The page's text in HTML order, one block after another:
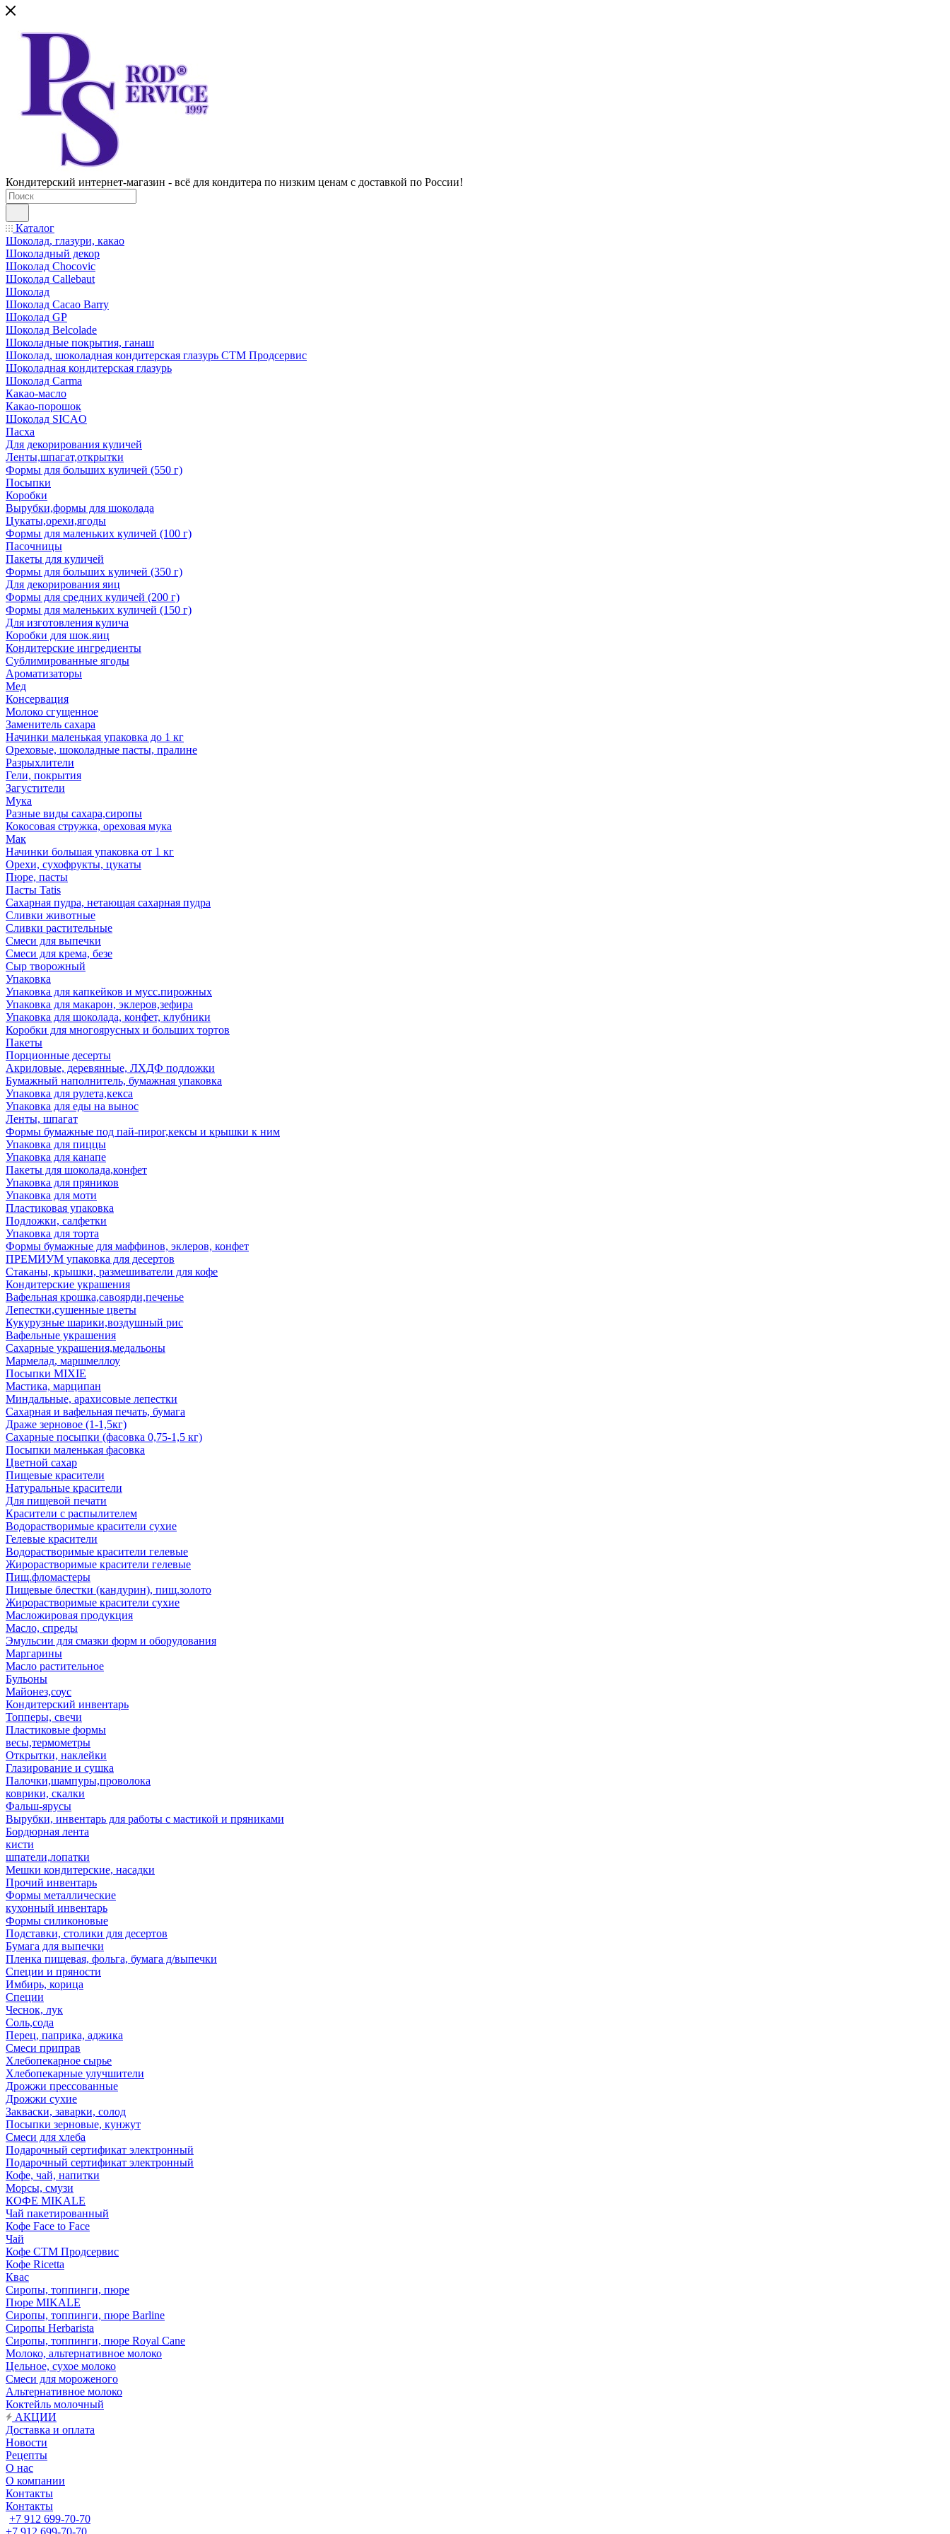
Кондитерский интернет-магазин - всё для кондитера по низким ценам с доставкой по России!
Каталог
Шоколад, глазури, какао
Шоколадный декор
Шоколад Chocovic
Шоколад Callebaut
Шоколад
Шоколад Cacao Barry
Шоколад GP
Шоколад Belcolade
Шоколадные покрытия, ганаш
Шоколад, шоколадная кондитерская глазурь СТМ Продсервис
Шоколадная кондитерская глазурь
Шоколад Carma
Какао-масло
Какао-порошок
Шоколад SICAO
Пасха
Для декорирования куличей
Ленты,шпагат,открытки
Формы для больших куличей (550 г)
Посыпки
Коробки
Вырубки,формы для шоколада
Цукаты,орехи,ягоды
Формы для маленьких куличей (100 г)
Пасочницы
Пакеты для куличей
Формы для больших куличей (350 г)
Для декорирования яиц
Формы для средних куличей (200 г)
Формы для маленьких куличей (150 г)
Для изготовления кулича
Коробки для шок.яиц
Кондитерские ингредиенты
Сублимированные ягоды
Ароматизаторы
Мед
Консервация
Молоко сгущенное
Заменитель сахара
Начинки маленькая упаковка до 1 кг
Ореховые, шоколадные пасты, пралине
Разрыхлители
Гели, покрытия
Загустители
Мука
Разные виды сахара,сиропы
Кокосовая стружка, ореховая мука
Мак
Начинки большая упаковка от 1 кг
Орехи, сухофрукты, цукаты
Пюре, пасты
Пасты Tatis
Сахарная пудра, нетающая сахарная пудра
Сливки животные
Сливки растительные
Смеси для выпечки
Смеси для крема, безе
Сыр творожный
Упаковка
Упаковка для капкейков и мусс.пирожных
Упаковка для макарон, эклеров,зефира
Упаковка для шоколада, конфет, клубники
Коробки для многоярусных и больших тортов
Пакеты
Порционные десерты
Акриловые, деревянные, ЛХДФ подложки
Бумажный наполнитель, бумажная упаковка
Упаковка для рулета,кекса
Упаковка для еды на вынос
Ленты, шпагат
Формы бумажные под пай-пирог,кексы и крышки к ним
Упаковка для пиццы
Упаковка для канапе
Пакеты для шоколада,конфет
Упаковка для пряников
Упаковка для моти
Пластиковая упаковка
Подложки, салфетки
Упаковка для торта
Формы бумажные для маффинов, эклеров, конфет
ПРЕМИУМ упаковка для десертов
Стаканы, крышки, размешиватели для кофе
Кондитерские украшения
Вафельная крошка,савоярди,печенье
Лепестки,сушенные цветы
Кукурузные шарики,воздушный рис
Вафельные украшения
Сахарные украшения,медальоны
Мармелад, маршмеллоу
Посыпки MIXIE
Мастика, марципан
Миндальные, арахисовые лепестки
Сахарная и вафельная печать, бумага
Драже зерновое (1-1,5кг)
Сахарные посыпки (фасовка 0,75-1,5 кг)
Посыпки маленькая фасовка
Цветной сахар
Пищевые красители
Натуральные красители
Для пищевой печати
Красители с распылителем
Водорастворимые красители сухие
Гелевые красители
Водорастворимые красители гелевые
Жирорастворимые красители гелевые
Пищ.фломастеры
Пищевые блестки (кандурин), пищ.золото
Жирорастворимые красители сухие
Масложировая продукция
Масло, спреды
Эмульсии для смазки форм и оборудования
Маргарины
Масло растительное
Бульоны
Майонез,соус
Кондитерский инвентарь
Топперы, свечи
Пластиковые формы
весы,термометры
Открытки, наклейки
Глазирование и сушка
Палочки,шампуры,проволока
коврики, скалки
Фальш-ярусы
Вырубки, инвентарь для работы с мастикой и пряниками
Бордюрная лента
кисти
шпатели,лопатки
Мешки кондитерские, насадки
Прочий инвентарь
Формы металлические
кухонный инвентарь
Формы силиконовые
Подставки, столики для десертов
Бумага для выпечки
Пленка пищевая, фольга, бумага д/выпечки
Специи и пряности
Имбирь, корица
Специи
Чеснок, лук
Соль,сода
Перец, паприка, аджика
Смеси приправ
Хлебопекарное сырье
Хлебопекарные улучшители
Дрожжи прессованные
Дрожжи сухие
Закваски, заварки, солод
Посыпки зерновые, кунжут
Смеси для хлеба
Подарочный сертификат электронный
Подарочный сертификат электронный
Кофе, чай, напитки
Морсы, смузи
КОФЕ MIKALE
Чай пакетированный
Кофе Face to Face
Чай
Кофе СТМ Продсервис
Кофе Ricetta
Квас
Сиропы, топпинги, пюре
Пюре MIKALE
Сиропы, топпинги, пюре Barline
Сиропы Herbarista
Сиропы, топпинги, пюре Royal Cane
Молоко, альтернативное молоко
Цельное, сухое молоко
Смеси для мороженого
Альтернативное молоко
Коктейль молочный
АКЦИИ
Доставка и оплата
Новости
Рецепты
О нас
О компании
Контакты
Контакты
+7 912 699-70-70
+7 912 699-70-70